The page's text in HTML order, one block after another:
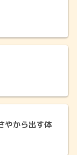
やから出す体